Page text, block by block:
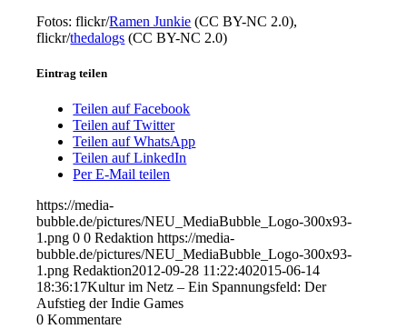
Fotos: flickr/Ramen Junkie (CC BY-NC 2.0),
flickr/thedalogs (CC BY-NC 2.0)
Eintrag teilen
Teilen auf Facebook
Teilen auf Twitter
Teilen auf WhatsApp
Teilen auf LinkedIn
Per E-Mail teilen
https://media-
bubble.de/pictures/NEU_MediaBubble_Logo-300x93-
1.png 0 0 Redaktion https://media-
bubble.de/pictures/NEU_MediaBubble_Logo-300x93-
1.png Redaktion2012-09-28 11:22:402015-06-14
18:36:17Kultur im Netz – Ein Spannungsfeld: Der
Aufstieg der Indie Games
0 Kommentare